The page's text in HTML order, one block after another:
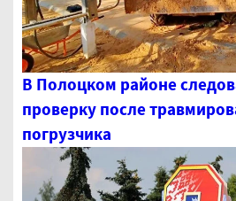
В Полоцком районе
проверку после
погрузчика